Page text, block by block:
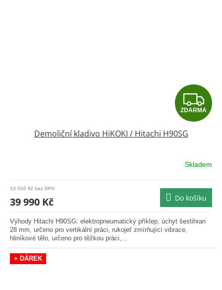
Z
D
R
M
A
ZDARMA
Demoliční kladivo HiKOKI / Hitachi H90SG
Skladem
33 050 Kč bez DPH
39 990 Kč Do košíku
Výhody Hitachi H90SG: elektropneumatický příklep, úchyt šestihran
28 mm, určeno pro vertikální práci, rukojeť zmírňující vibrace,
hliníkové tělo, určeno pro těžkou práci,...
+ DÁREK